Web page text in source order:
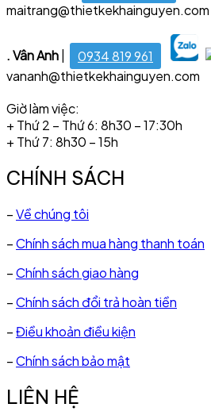
maitrang@thietkekhainguyen.com
. Vân Anh
0934 819 961
vananh@thietkekhainguyen.com
Giờ làm việc:
+ Thứ 2 – Thứ 6: 8h30 – 17:30h
+ Thứ 7: 8h30 – 15h
CHÍNH SÁCH
–Về chúng tôi
–Chính sách mua hàng thanh toán
–Chính sách giao hàng
–Chính sách đổi trả hoàn tiền
–Điều khoản điều kiện
–Chính sách bảo mật
LIÊN HỆ